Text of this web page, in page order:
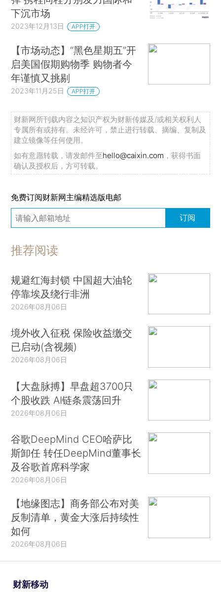
下沉市场
2023年12月13日 APP打开
【市场动态】“黑色星期五”开
启美国假期购物季 购物者今
年谨慎又挑剔
2023年11月25日 APP打开
财新网所刊载内容之知识产权为财新传媒及/或相关权利人
专属所有或持有。未经许可，禁止进行转载、摘编、复制及
建立镜像等任何使用。
如有意愿转载，请发邮件至hello@caixin.com ，获得书面
确认及授权后，方可转载。
免费订阅财新网主编精选版电邮
订阅
推荐阅读
规避红海封锁 中国超大油轮
停靠埃及绕行非洲
2026年08月06日
境外收入征税 保险收益缴交
已启动(含视频)
2026年08月06日
【大盘脉搏】早盘超3700只
个股收跌 AI链条震荡回升
2026年08月06日
谷歌DeepMind CEO哈萨比
斯卸任 转任DeepMind董事长
及谷歌首席科学家
2026年08月06日
【地缘图志】商务部公布对美
反制清单，黄金大涨后持续性
如何
2026年08月06日
财新移动